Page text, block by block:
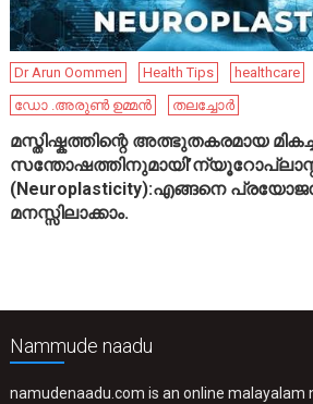
Dr Arun Oommen Health Tips healthcare
ഡോ .അരുൺ ഉമ്മൻ
തലച്ചോർ
മസ്തിഷ്കത്തിന്റെ അത്ഭുതകരമായ
(Neuroplasticity):എങ്ങനെ
മനസ്സിലാക്കാം.
Nammude naadu
namudenaadu.com is an online malayalam